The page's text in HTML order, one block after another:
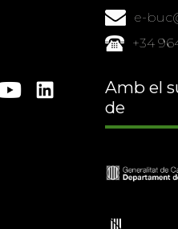
e-
+34
Amb el
de